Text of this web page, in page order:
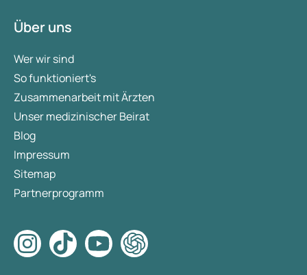
Über uns
Wer wir sind
So funktioniert's
Zusammenarbeit mit Ärzten
Unser medizinischer Beirat
Blog
Impressum
Sitemap
Partnerprogramm